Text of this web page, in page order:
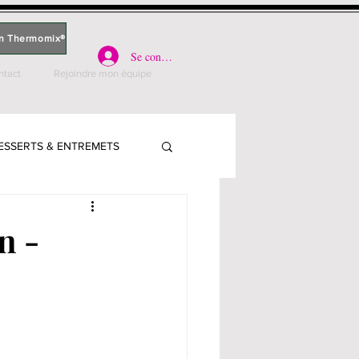
Thermomix®
Se connecter
Rejoindre mon équipe
& ENTREMETS
-